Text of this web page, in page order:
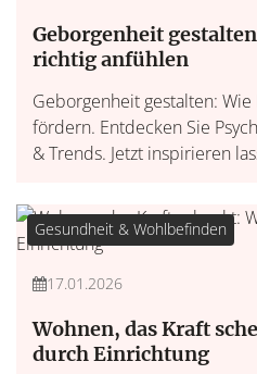
Geborgenheit
richtig anfühlen
Geborgenheit gestalten:
fördern. Entdecken Sie
& Trends. Jetzt inspirieren
Gesundheit & Wohlbefinden
17.01.2026
Wohnen, das Kraft
durch Einrichtung